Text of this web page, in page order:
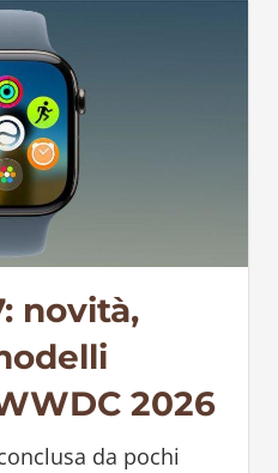
novità,
2026
da pochi